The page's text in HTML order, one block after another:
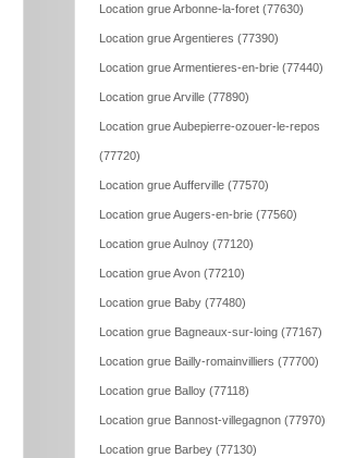
Location grue Arbonne-la-foret (77630)
Location grue Argentieres (77390)
Location grue Armentieres-en-brie (77440)
Location grue Arville (77890)
Location grue Aubepierre-ozouer-le-repos
(77720)
Location grue Aufferville (77570)
Location grue Augers-en-brie (77560)
Location grue Aulnoy (77120)
Location grue Avon (77210)
Location grue Baby (77480)
Location grue Bagneaux-sur-loing (77167)
Location grue Bailly-romainvilliers (77700)
Location grue Balloy (77118)
Location grue Bannost-villegagnon (77970)
Location grue Barbey (77130)